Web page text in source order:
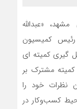
«عبدالله
کمیسیون
گیری کمیته ای
مشترک بر
نظرات خود را
کسب‌و‌کار در